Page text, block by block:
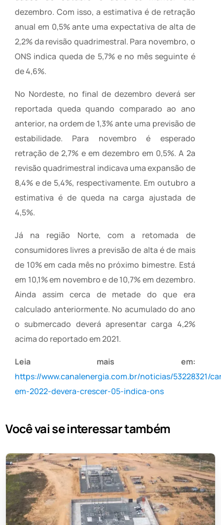
dezembro. Com isso, a estimativa é de retração
anual em 0,5% ante uma expectativa de alta de
2,2% da revisão quadrimestral. Para novembro, o
ONS indica queda de 5,7% e no mês seguinte é
de 4,6%.
No Nordeste, no final de dezembro deverá ser
reportada queda quando comparado ao ano
anterior, na ordem de 1,3% ante uma previsão de
estabilidade. Para novembro é esperado
retração de 2,7% e em dezembro em 0,5%. A 2a
revisão quadrimestral indicava uma expansão de
8,4% e de 5,4%, respectivamente. Em outubro a
estimativa é de queda na carga ajustada de
4,5%.
Já na região Norte, com a retomada de
consumidores livres a previsão de alta é de mais
de 10% em cada mês no próximo bimestre. Está
em 10,1% em novembro e de 10,7% em dezembro.
Ainda assim cerca de metade do que era
calculado anteriormente. No acumulado do ano
o submercado deverá apresentar carga 4,2%
acima do reportado em 2021.
Leia mais em:
https://www.canalenergia.com.br/noticias/53228321/
em-2022-devera-crescer-05-indica-ons
Você vai se interessar também